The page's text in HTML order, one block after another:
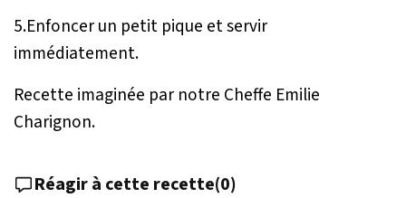
5.Enfoncer un petit pique et servir
immédiatement.
Recette imaginée par notre Cheffe Emilie
Charignon.
Réagir à cette recette(0)